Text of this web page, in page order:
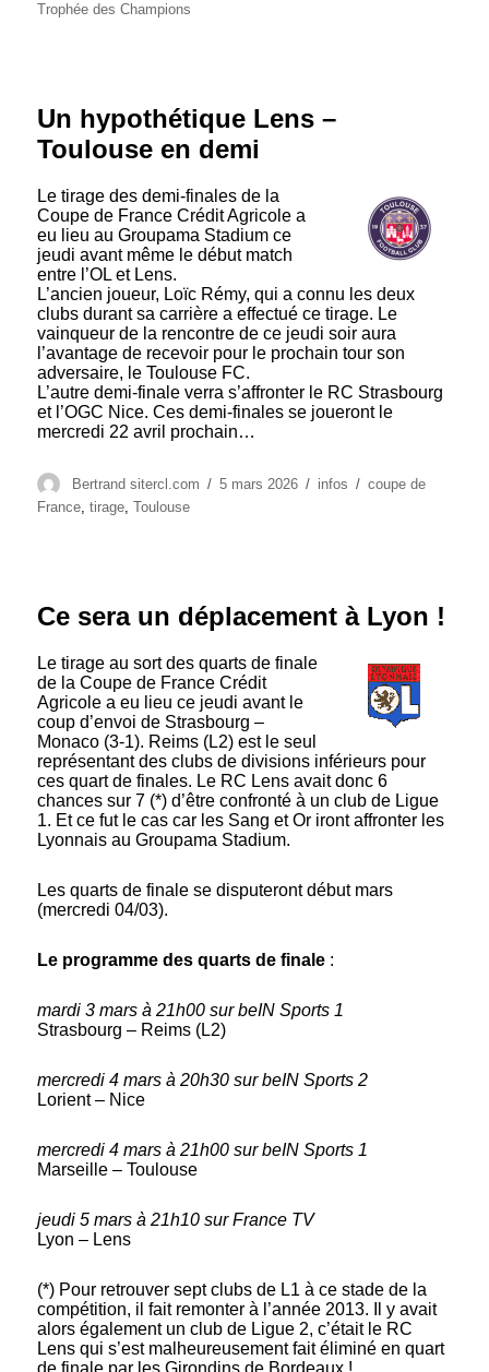
Trophée des Champions
Un hypothétique Lens –
Toulouse en demi
Le tirage des demi-finales de la
Coupe de France Crédit Agricole a
eu lieu au Groupama Stadium ce
jeudi avant même le début match
entre l’OL et Lens.
L’ancien joueur, Loïc Rémy, qui a connu les deux
clubs durant sa carrière a effectué ce tirage. Le
vainqueur de la rencontre de ce jeudi soir aura
l’avantage de recevoir pour le prochain tour son
adversaire, le Toulouse FC.
L’autre demi-finale verra s’affronter le RC Strasbourg
et l’OGC Nice. Ces demi-finales se joueront le
mercredi 22 avril prochain…
Auteur
Bertrand sitercl.com
Publié
5 mars 2026 Catégories
infos Étiquettes
coupe de
France,tirage,Toulouse
Ce sera un déplacement à Lyon !
Le tirage au sort des quarts de finale
de la Coupe de France Crédit
Agricole a eu lieu ce jeudi avant le
coup d’envoi de Strasbourg –
Monaco (3-1). Reims (L2) est le seul
représentant des clubs de divisions inférieurs pour
ces quart de finales. Le RC Lens avait donc 6
chances sur 7 (*) d’être confronté à un club de Ligue
1. Et ce fut le cas car les Sang et Or iront affronter les
Lyonnais au Groupama Stadium.
Les quarts de finale se disputeront début mars
(mercredi 04/03).
Le programme des quarts de finale :
mardi 3 mars à 21h00 sur beIN Sports 1
Strasbourg – Reims (L2)
mercredi 4 mars à 20h30 sur beIN Sports 2
Lorient – Nice
mercredi 4 mars à 21h00 sur beIN Sports 1
Marseille – Toulouse
jeudi 5 mars à 21h10 sur France TV
Lyon – Lens
(*) Pour retrouver sept clubs de L1 à ce stade de la
compétition, il fait remonter à l’année 2013. Il y avait
alors également un club de Ligue 2, c’était le RC
Lens qui s’est malheureusement fait éliminé en quart
de finale par les Girondins de Bordeaux !